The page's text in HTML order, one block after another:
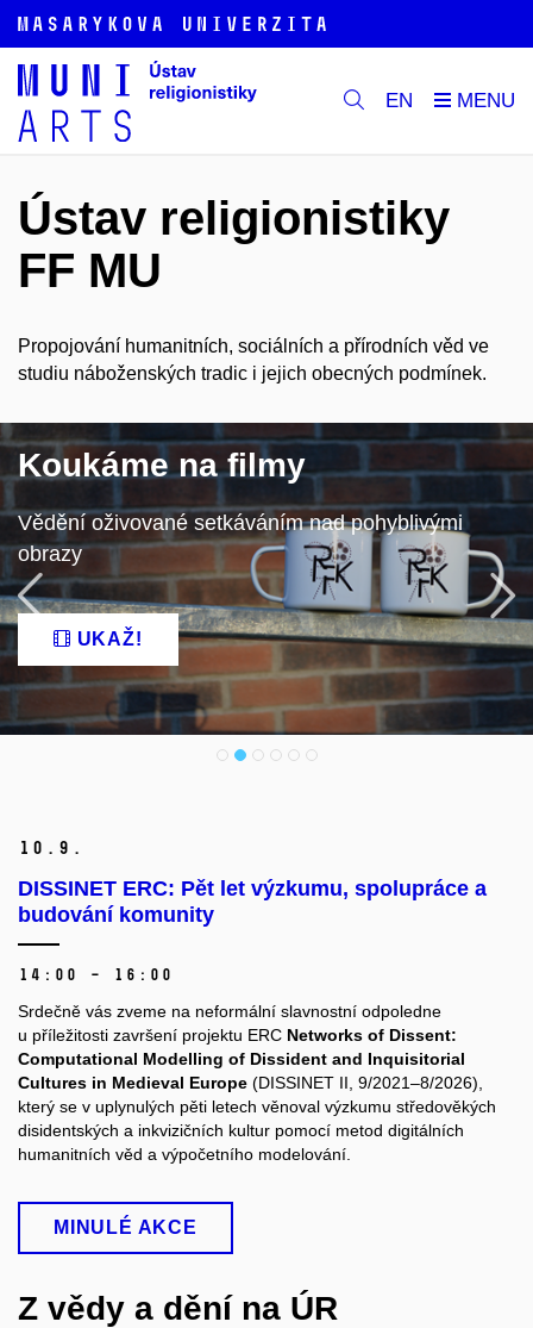
EN
Ústav religionistiky
FF MU
Propojování humanitních, sociálních a přírodních věd ve
studiu náboženských tradic i jejich obecných podmínek.
Koukáme na filmy
Vědění oživované setkáváním nad pohyblivými
obrazy
UKAŽ!
Předchozí
10. 9.
DISSINET ERC: Pět let výzkumu, spolupráce a
budování komunity
14:00 – 16:00
Srdečně vás zveme na neformální slavnostní odpoledne
u příležitosti završení projektu ERC Networks of Dissent:
Computational Modelling of Dissident and Inquisitorial
Cultures in Medieval Europe (DISSINET II, 9/2021–8/2026),
který se v uplynulých pěti letech věnoval výzkumu středověkých
disidentských a inkvizičních kultur pomocí metod digitálních
humanitních věd a výpočetního modelování.
MINULÉ AKCE
Z vědy a dění na ÚR